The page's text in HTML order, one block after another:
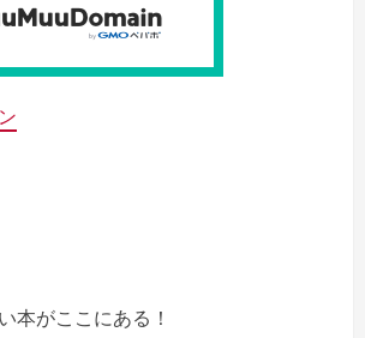
本がここにある！